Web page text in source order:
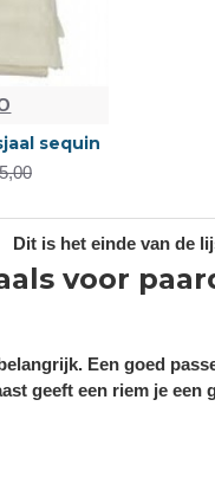
voor
Een goed
geeft een riem je
sequin
Dit is het einde van de